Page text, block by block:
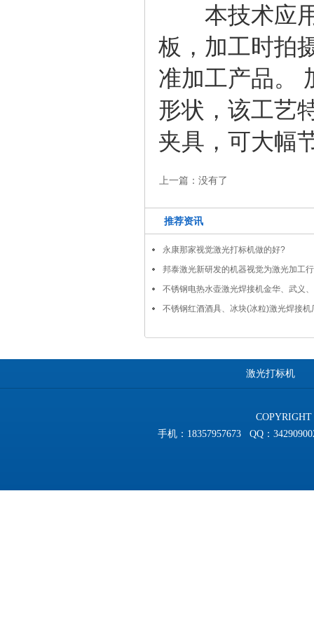
本技术应用
板，加工时拍
准加工产品。
形状，该工艺
夹具，可大幅
上一篇： 没有了
推荐资讯
永康那家视觉激光打标机做的好?
邦泰激光新研发的机器视觉为激光加工
不锈钢电热水壶激光焊接机金华、武义
邦泰激光】
不锈钢红酒酒具、冰块(冰粒)激光焊接
激光打标机
手机：18357957673 QQ：